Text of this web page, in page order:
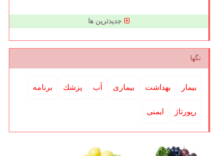
جدیدترین ها
تگها
بیمار بهداشت بیماری آب پزشك برنامه
رپورتاژ ایمنی